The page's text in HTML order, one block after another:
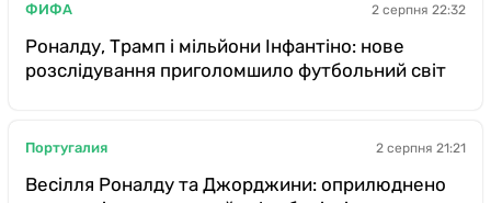
ФИФА 2 серпня 22:32
Роналду, Трамп і мільйони Інфантіно: нове
розслідування приголомшило футбольний світ
Португалия 2 серпня 21:21
Весілля Роналду та Джорджини: оприлюднено